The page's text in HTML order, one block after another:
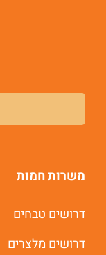
משרות חמות
דרושים טבחים
דרושים מלצרים